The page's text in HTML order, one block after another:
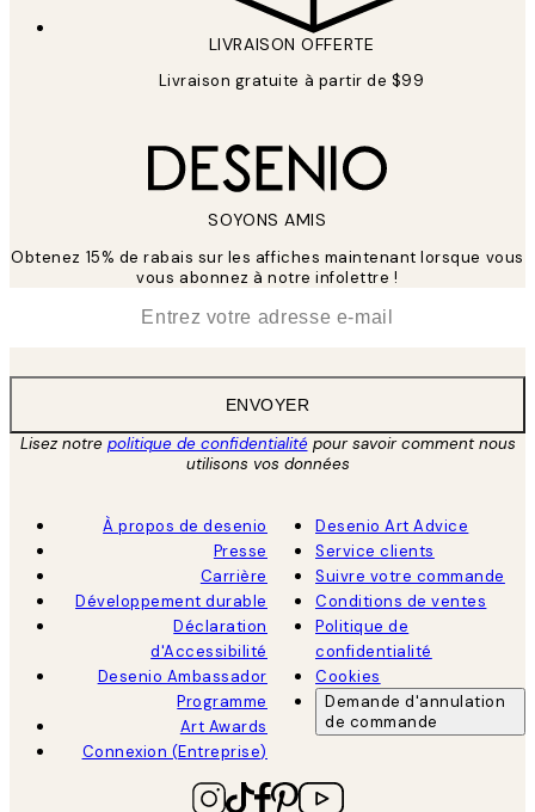
LIVRAISON OFFERTE
Livraison gratuite à partir de $99
SOYONS AMIS
Obtenez 15% de rabais sur les affiches maintenant lorsque vous
vous abonnez à notre infolettre !
ENVOYER
Lisez notre politique de confidentialitépour savoir comment nous
utilisons vos données
À propos de desenio
Presse
Carrière
Développement durable
Déclaration
d'Accessibilité
Desenio Ambassador
Programme
Art Awards
Connexion (Entreprise)
Desenio Art Advice
Service clients
Suivre votre commande
Conditions de ventes
Politique de
confidentialité
Cookies
Demande d'annulation
de commande